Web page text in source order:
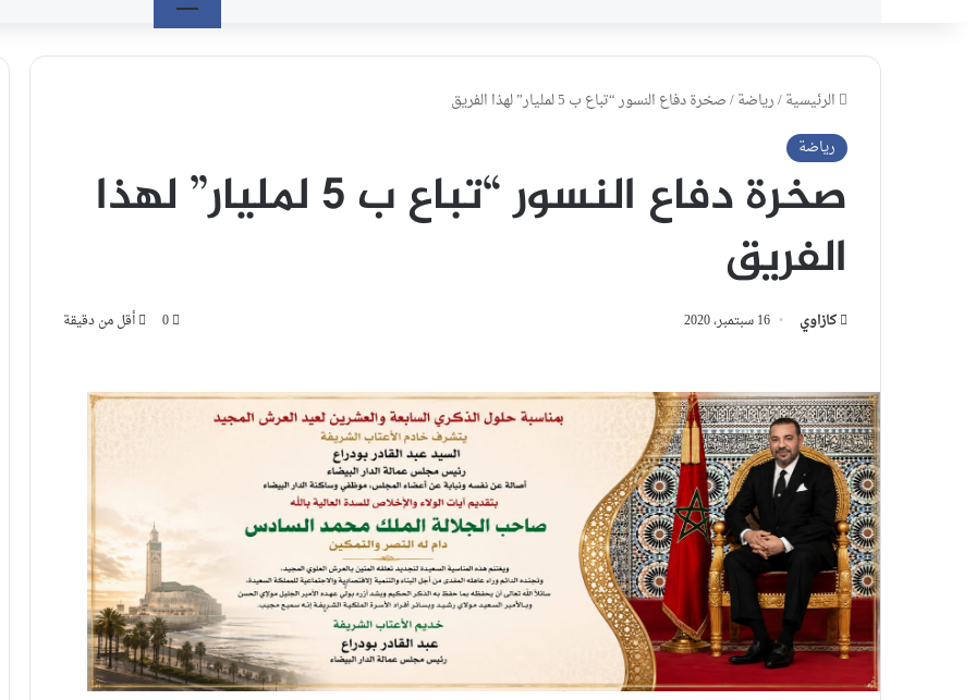
الرئيسية/رياضة/صخرة دفاع النسور “تباع ب 5 لمليار” لهذا الفريق
رياضة
صخرة دفاع النسور “تباع ب 5 لمليار” لهذا
الفريق
كازاوي 16 سبتمبر، 2020 0 أقل من دقيقة